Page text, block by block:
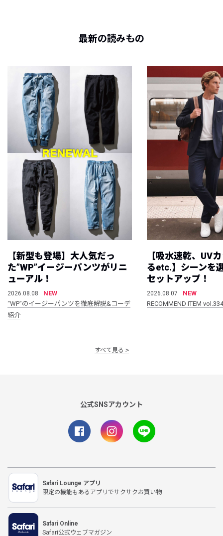
最新の読みもの
【新型も登場】大人気だっ
た”WP”イージーパンツがリニ
ューアル！
2026.08.08
NEW
“WP”のイージーパンツを徹底解説&コーデ
紹介
【吸水速乾、UV
るetc.】シーンを
セットアップ！
2026.08.07
NEW
RECOMMEND ITEM vol.334
すべて見る
公式SNSアカウント
Safari Lounge アプリ
限定の機能もあるアプリでサクサクお買い物
Safari Online
Safari公式ウェブマガジン